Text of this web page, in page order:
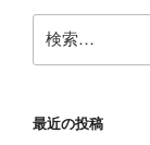
索:
最近の投稿